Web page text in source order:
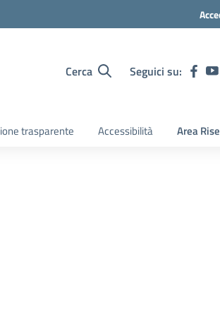
Cerca Seguici su:
trasparente Accessibilità Area